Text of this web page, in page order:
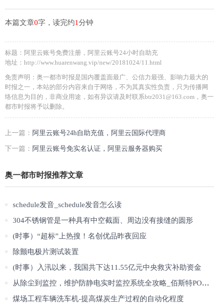
本篇文章0字，读完约1分钟
标题：阿里云账号免费注册，阿里云账号24小时自助充
地址：http://www.huarenwang.vip/new/20181024/11.html
免责声明：奥一都市时报是国内覆盖面最广、公信力最强、影响力最大的
时报之一，本站的部分内容来自于网络，不为其真实性负责，只为传播网
络信息为目的，非商业用途，如有异议请及时联系btr2031@163.com，奥一
都市时报将予以删除。
上一篇： 阿里云账号24h自助充值，阿里云国际代理商
下一篇： 阿里云账号免实名认证，阿里云服务器购买
奥一都市时报推荐文章
schedule发音_schedule发音怎么读
304不锈钢管是一种具有中空截面、周边没有接缝的圆形
(时事）“超标”上热搜！名创优品昨夜回应
除颤电极片测试装置
(时事）入汛以来，我国共下达11.55亿元中央救灾补助资金
从除尘到监控，维护防静电实时监控系统全攻略_佰斯特POUSTO
煤场工程车辆洗车机-提高煤炭生产过程的自动化程度